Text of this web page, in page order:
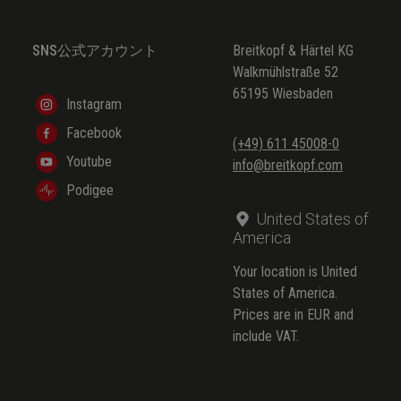
SNS公式アカウント
Instagram
Facebook
Youtube
Podigee
Breitkopf & Härtel KG
Walkmühlstraße 52
65195 Wiesbaden
(+49) 611 45008-0
info@breitkopf.com
United States of
America
Your location is United
States of America.
Prices are in EUR and
include VAT.